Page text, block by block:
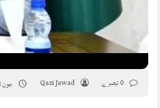
Qazi Jawad جون 2, 2026